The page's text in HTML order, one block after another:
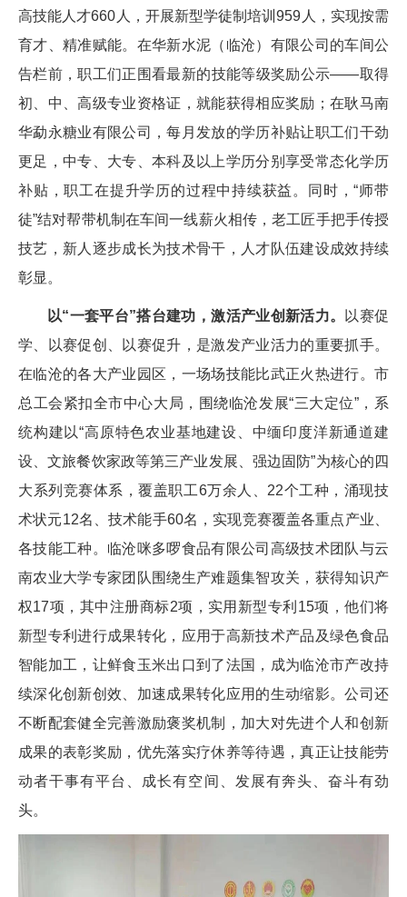
高技能人才660人，开展新型学徒制培训959人，实现按需
育才、精准赋能。在华新水泥（临沧）有限公司的车间公
告栏前，职工们正围看最新的技能等级奖励公示——取得
初、中、高级专业资格证，就能获得相应奖励；在耿马南
华勐永糖业有限公司，每月发放的学历补贴让职工们干劲
更足，中专、大专、本科及以上学历分别享受常态化学历
补贴，职工在提升学历的过程中持续获益。同时，“师带
徒”结对帮带机制在车间一线薪火相传，老工匠手把手传授
技艺，新人逐步成长为技术骨干，人才队伍建设成效持续
彰显。
以“一套平台”搭台建功，激活产业创新活力。
以赛促
学、以赛促创、以赛促升，是激发产业活力的重要抓手。
在临沧的各大产业园区，一场场技能比武正火热进行。市
总工会紧扣全市中心大局，围绕临沧发展“三大定位”，系
统构建以“高原特色农业基地建设、中缅印度洋新通道建
设、文旅餐饮家政等第三产业发展、强边固防”为核心的四
大系列竞赛体系，覆盖职工6万余人、22个工种，涌现技
术状元12名、技术能手60名，实现竞赛覆盖各重点产业、
各技能工种。临沧咪多啰食品有限公司高级技术团队与云
南农业大学专家团队围绕生产难题集智攻关，获得知识产
权17项，其中注册商标2项，实用新型专利15项，他们将
新型专利进行成果转化，应用于高新技术产品及绿色食品
智能加工，让鲜食玉米出口到了法国，成为临沧市产改持
续深化创新创效、加速成果转化应用的生动缩影。公司还
不断配套健全完善激励褒奖机制，加大对先进个人和创新
成果的表彰奖励，优先落实疗休养等待遇，真正让技能劳
动者干事有平台、成长有空间、发展有奔头、奋斗有劲
头。